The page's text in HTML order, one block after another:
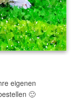
eigenen
🙂